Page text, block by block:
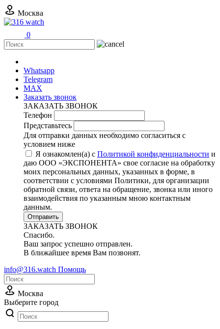
Москва
0
Whatsapp
Telegram
MAX
Заказать звонок
ЗАКАЗАТЬ ЗВОНОК
Телефон
Представьтесь
Для отправки данных необходимо согласиться с
условием ниже
Я ознакомлен(а) с Политикой конфиденциальности и
даю ООО «ЭКСПОНЕНТА» свое согласие на обработку
моих персональных данных, указанных в форме, в
соответствии с условиями Политики, для организации
обратной связи, ответа на обращение, звонка или иного
взаимодействия по указанным мною контактным
данным.
Отправить
ЗАКАЗАТЬ ЗВОНОК
Спасибо.
Ваш запрос успешно отправлен.
В ближайшее время Вам позвонят.
info@316.watch Помощь
Москва
Выберите город